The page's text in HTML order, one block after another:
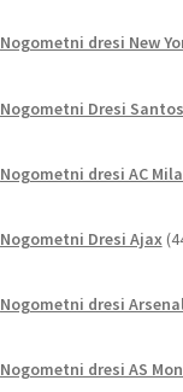
Nogometni dresi New
Nogometni Dresi Santos
Nogometni dresi AC
Nogometni Dresi Ajax
Nogometni dresi
Nogometni dresi AS